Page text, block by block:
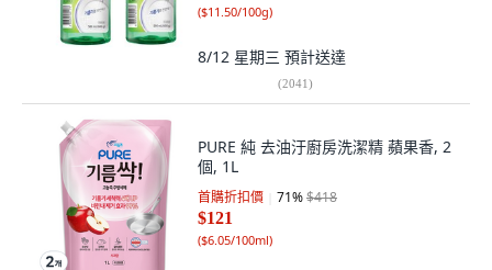
($11.50/100g)
8/12 星期三 預計送達
(2041)
PURE 純 去油汙廚房洗潔精 蘋果香, 2
個, 1L
首購折扣價 71%$418
$121
($6.05/100ml)